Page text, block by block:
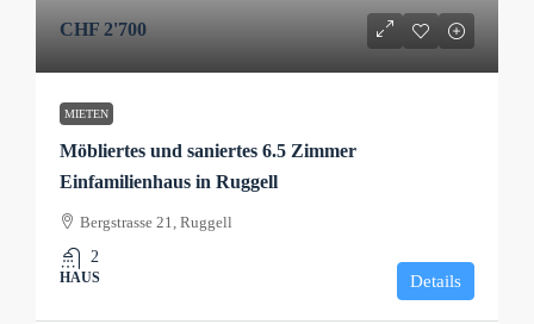
CHF 2'700
MIETEN
Möbliertes und saniertes 6.5 Zimmer
Einfamilienhaus in Ruggell
Bergstrasse 21, Ruggell
2
HAUS Details